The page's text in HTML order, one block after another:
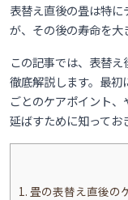
表替え直後の畳は特
が、その後の寿命を大
この記事では、表替
徹底解説します。最初
ごとのケアポイント
延ばすために知ってお
1. 畳の表替え直後の